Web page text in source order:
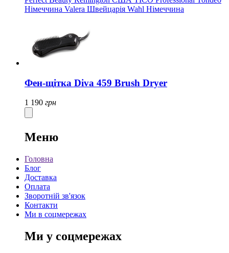
Німеччина Valera Швейцарія Wahl Німеччина
Фен-щітка Diva 459 Brush Dryer
1 190 грн
Меню
Головна
Блог
Доставка
Оплата
Зворотній зв'язок
Контакти
Ми в соцмережах
Ми у соцмережах